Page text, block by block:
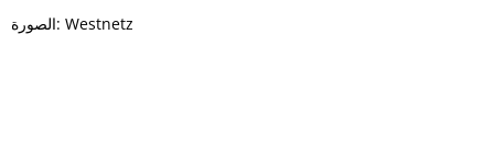
الصورة: Westnetz